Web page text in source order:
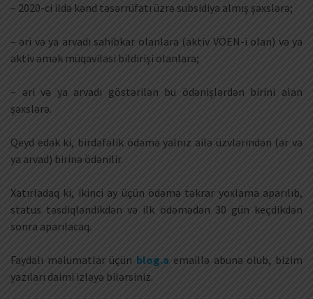
– 2020-ci ildə kənd təsərrüfatı üzrə subsidiya almış şəxslərə;
– əri və ya arvadı sahibkar olanlara (aktiv VÖEN-i olan) və ya
aktiv əmək müqaviləsi bildirişi olanlara;
– əri və ya arvadı göstərilən bu ödənişlərdən birini alan
şəxslərə.
Qeyd edək ki, birdəfəlik ödəmə yalnız ailə üzvlərindən (ər və
ya arvad) birinə ödənilir.
Xatırladaq ki, ikinci ay üçün ödəmə təkrar yoxlama aparılıb,
status təsdiqləndikdən və ilk ödəmədən 30 gün keçdikdən
sonra aparılacaq.
Faydalı məlumatlar üçün blog.a emaillə abunə olub, bizim
yazıları daimi izləyə bilərsiniz.